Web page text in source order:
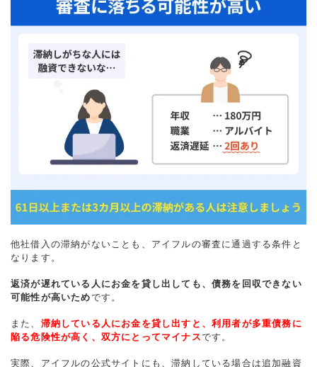
他社借入の滞納がないことも、アイフルの審査に通過する条件と
なります。
返済が遅れている人にお金を貸し出しても、債務を回収できない
可能性が高いためです。
また、 滞納している人にお金を貸し出すと、利用者が多重債務に
陥る危険性が高く、双方にとってマイナスです。
実際、アイフルの公式サイトにも、滞納している場合は追加融資